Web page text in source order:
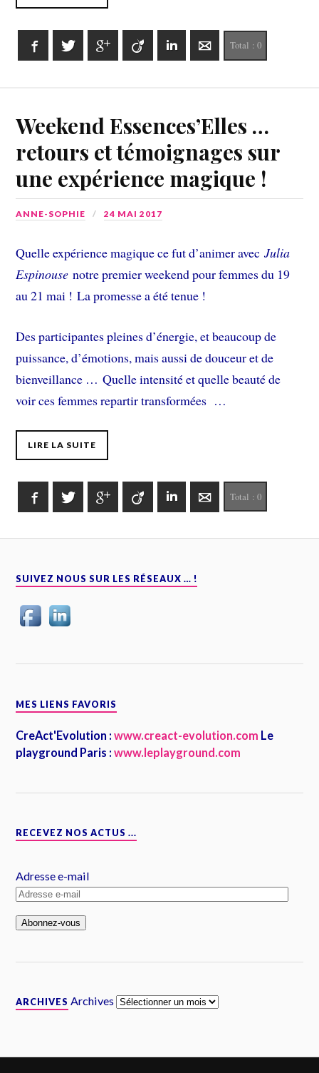
FacebookTwitter Google+ Viadeo LinkedInE-mailTotal : 0
Weekend Essences’Elles …
retours et témoignages sur
une expérience magique !
ANNE-SOPHIE 24 MAI 2017
Quelle expérience magique ce fut d’animer avecJulia
Espinouse notre premier weekend pour femmes du 19
au 21 mai ! La promesse a été tenue !
Des participantes pleines d’énergie, et beaucoup de
puissance, d’émotions, mais aussi de douceur et de
bienveillance … Quelle intensité et quelle beauté de
voir ces femmes repartir transformées …
LIRE LA SUITE
FacebookTwitter Google+ Viadeo LinkedInE-mailTotal : 0
SUIVEZ NOUS SUR LES RÉSEAUX … !
MES LIENS FAVORIS
CreAct'Evolution : www.creact-evolution.com Le
playground Paris : www.leplayground.com
RECEVEZ NOS ACTUS ...
Adresse e-mail
ARCHIVES Archives